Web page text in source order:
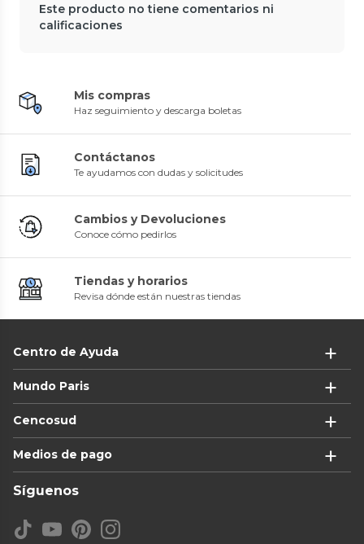
Este producto no tiene comentarios ni
calificaciones
Mis compras
Haz seguimiento y descarga boletas
Contáctanos
Te ayudamos con dudas y solicitudes
Cambios y Devoluciones
Conoce cómo pedirlos
Tiendas y horarios
Revisa dónde están nuestras tiendas
Centro de Ayuda
Mundo Paris
Cencosud
Medios de pago
Síguenos